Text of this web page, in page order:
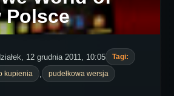
Polsce
12 grudnia 2011, 10:05
Tagi:
kupienia pudełkowa wersja